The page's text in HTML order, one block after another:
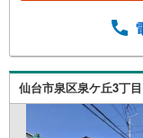
時間～約2
仙台市泉区泉ケ丘3丁目